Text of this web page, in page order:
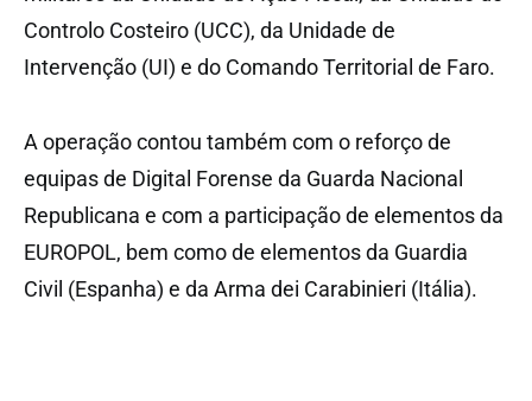
Controlo Costeiro (UCC), da Unidade de
Intervenção (UI) e do Comando Territorial de Faro.
A operação contou também com o reforço de
equipas de Digital Forense da Guarda Nacional
Republicana e com a participação de elementos da
EUROPOL, bem como de elementos da Guardia
Civil (Espanha) e da Arma dei Carabinieri (Itália).